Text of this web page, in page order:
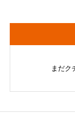
まだク